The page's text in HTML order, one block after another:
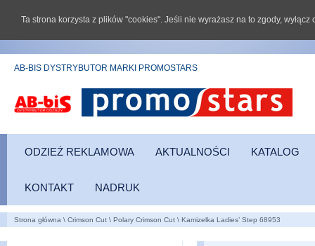
AB-BIS DYSTRYBUTOR MARKI PROMOSTARS
ODZIEŻ REKLAMOWA AKTUALNOŚCI KATALOG
KONTAKT NADRUK
Strona główna \ Crimson Cut \ Polary Crimson Cut \ Kamizelka Ladies’ Step 68953
Ta strona korzysta z plików "cookies". Jeśli nie wyrażasz na to zgody,